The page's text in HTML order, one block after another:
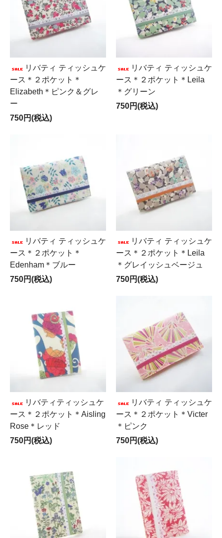
リバティ ティッシュケ
ース＊２ポケット＊
Elizabeth＊ピンク＆グレ
ー
750円(税込)
リバティ ティッシュケ
ース＊２ポケット＊Leila
＊グリーン
750円(税込)
リバティ ティッシュケ
ース＊２ポケット＊
Edenham＊ブルー
750円(税込)
リバティ ティッシュケ
ース＊２ポケット＊Leila
＊グレイッシュベージュ
750円(税込)
リバティティッシュケ
ース＊２ポケット＊Aisling
Rose＊レッド
750円(税込)
リバティ ティッシュケ
ース＊２ポケット＊Victer
＊ピンク
750円(税込)